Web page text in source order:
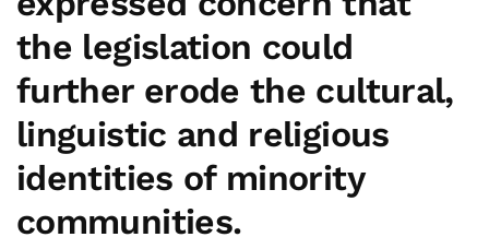
the legislation could
further erode the cultural,
linguistic and religious
identities of minority
communities.